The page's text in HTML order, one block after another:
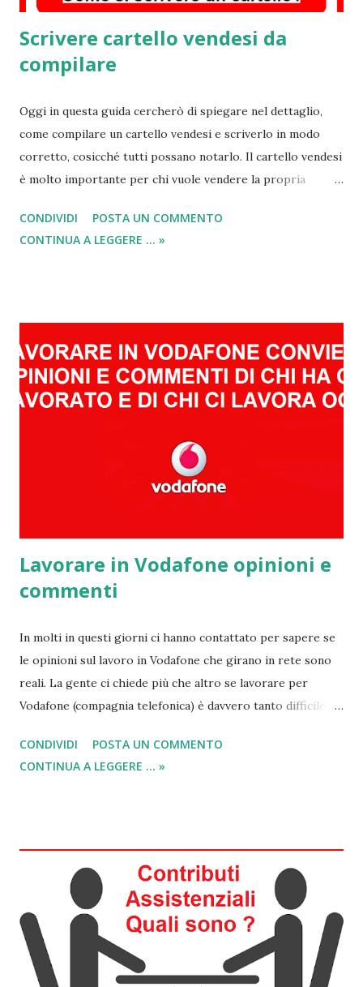
Scrivere cartello vendesi da
compilare
Oggi in questa guida cercherò di spiegare nel dettaglio,
come compilare un cartello vendesi e scriverlo in modo
corretto, cosicché tutti possano notarlo. Il cartello vendesi
è molto importante per chi vuole vendere la propria
veloci specifiche tecniche dell’immobile in vendita. Proprio
per questo, anche se attualmente ci troviamo in un era
maggior parte dei casi, se si vuole vendere o comprare
qualcosa ci si affida sempre al web. Anche quando si cerca
una casa da comprare si utilizzano i portali web, che vanno
Però, come qualsiasi cosa al mondo, se prima di acquistarla
non la si vede con i propri occhi, non se ne fa niente! Ecco
CONDIVIDI
POSTA UN COMMENTO
CONTINUA A LEGGERE ... »
Lavorare in Vodafone opinioni e
commenti
In molti in questi giorni ci hanno contattato per sapere se
le opinioni sul lavoro in Vodafone che girano in rete sono
reali. La gente ci chiede più che altro se lavorare per
Vodafone (compagnia telefonica) è davvero tanto difficile
indicarvi tutte le opinioni positive e negative su come si
lavora in Vodafone e anche capire grazie ai commenti delle
ma non hai ricevuto risposta? Hai provato ad inviare il
curriculum Vitae, ma non ti hanno contattato? Vuoi
conoscere le varie esperienze lavorative che si praticano in
azienda oltre al classico call center? Allora sei fortunato,
perché salvadanaio.info ti offre proprio questo! Qui
analizzerò tutti i commenti , i consigli e le opinioni della
CONDIVIDI
POSTA UN COMMENTO
CONTINUA A LEGGERE ... »